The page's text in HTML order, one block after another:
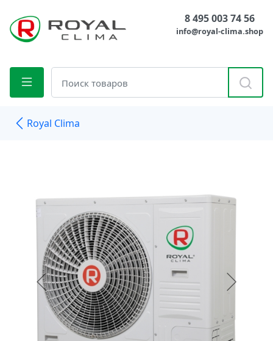
8 495 003 74 56
info@royal-clima.shop
Royal Clima